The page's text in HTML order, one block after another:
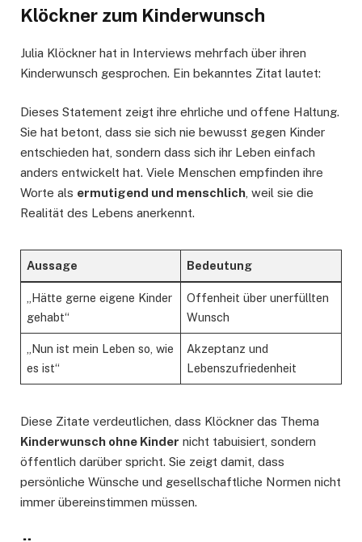
Klöckner zum Kinderwunsch
Julia Klöckner hat in Interviews mehrfach über ihren
Kinderwunsch gesprochen. Ein bekanntes Zitat lautet:
Dieses Statement zeigt ihre ehrliche und offene Haltung.
Sie hat betont, dass sie sich nie bewusst gegen Kinder
entschieden hat, sondern dass sich ihr Leben einfach
anders entwickelt hat. Viele Menschen empfinden ihre
Worte als ermutigend und menschlich , weil sie die
Realität des Lebens anerkennt.
Aussage Bedeutung
„Hätte gerne eigene Kinder
gehabt“
Offenheit über unerfüllten
Wunsch
„Nun ist mein Leben so, wie
es ist“
Akzeptanz und
Lebenszufriedenheit
Diese Zitate verdeutlichen, dass Klöckner das Thema
Kinderwunsch ohne Kinder nicht tabuisiert, sondern
öffentlich darüber spricht. Sie zeigt damit, dass
persönliche Wünsche und gesellschaftliche Normen nicht
immer übereinstimmen müssen.